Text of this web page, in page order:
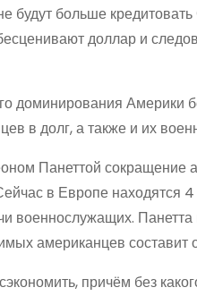
будут больше
доллар и
доминирования
в долг, а также и их
Панеттой сокращение
в Европе находятся
Панетта
американцев составит
причём без